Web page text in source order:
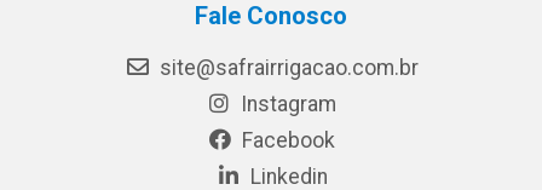
Fale Conosco
site@safrairrigacao.com.br
Instagram
Facebook
Linkedin